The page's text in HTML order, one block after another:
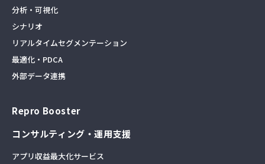
分析・可視化
シナリオ
リアルタイムセグメンテーション
最適化・PDCA
外部データ連携
Repro Booster
コンサルティング・運用支援
アプリ収益最大化サービス